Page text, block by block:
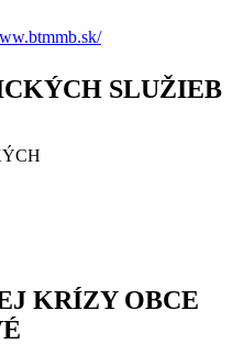
SLUŽIEB
KRÍZY OBCE